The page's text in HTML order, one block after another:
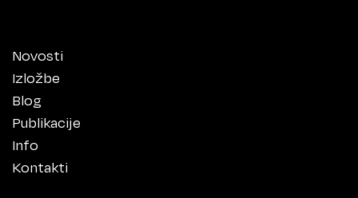
Novosti
Izložbe
Blog
Publikacije
Info
Kontakti